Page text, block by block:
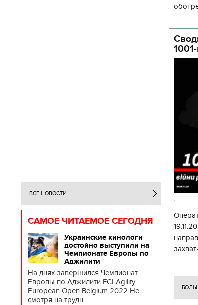
ВСЕ НОВОСТИ...
САМОЕ ЧИТАЕМОЕ СЕГОДНЯ
Украинские кинологи
достойно выступили на
Чемпионате Европы по
Аджилити
На днях завершился Чемпионат
Европы по Аджилити FCI Agility
European Open Belgium 2022 Не
смотря на трудн...
.